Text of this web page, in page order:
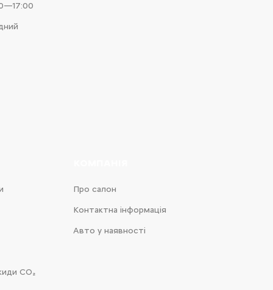
CO₂
Про салон
Контактна інформація
Авто у наявності